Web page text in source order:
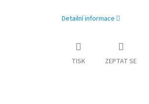
Detailní informace
TISK ZEPTAT SE